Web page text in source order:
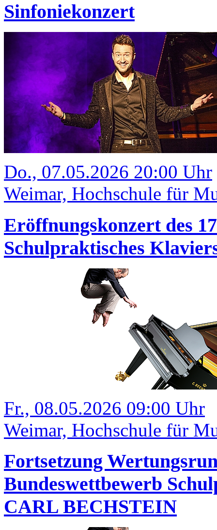
Sinfoniekonzert
Do., 07.05.2026 20:00 Uhr
Weimar, Hochschule für
Eröffnungskonzert des
Schulpraktisches
Fr., 08.05.2026 09:00 Uhr
Weimar, Hochschule für
Fortsetzung
Bundeswettbewerb
CARL BECHSTEIN